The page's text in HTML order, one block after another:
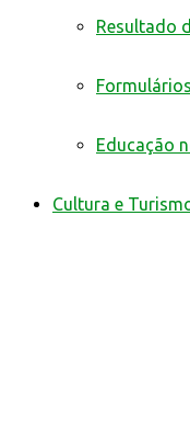
Resultado
Educação
Cultura e